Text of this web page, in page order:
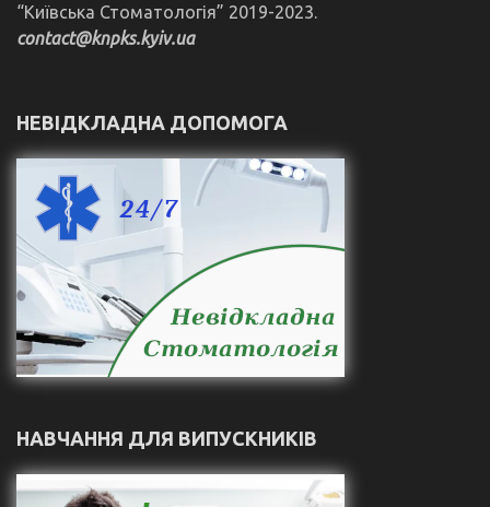
“Київська Стоматологія” 2019-2023.
contact@knpks.kyiv.ua
НЕВІДКЛАДНА ДОПОМОГА
НАВЧАННЯ ДЛЯ ВИПУСКНИКІВ